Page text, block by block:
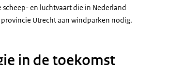
scheep- en luchtvaart die in Nederland
Utrecht aan windparken nodig.
in de toekomst